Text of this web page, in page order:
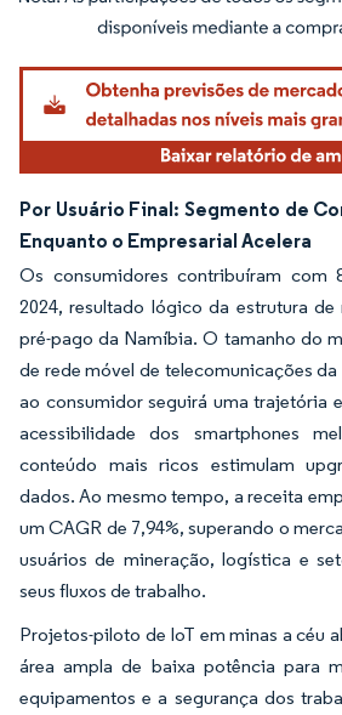
Imagem © Mordor Intelligence. O reuso requer
Por Usuário Final: Segmento de
Enquanto o Empresarial Acelera
Os consumidores contribuíram com
2024, resultado lógico da estrutura
pré-pago da Namíbia. O tamanho do
de rede móvel de telecomunicações
ao consumidor seguirá uma trajetória
acessibilidade dos smartphones
conteúdo mais ricos estimulam
dados. Ao mesmo tempo, a receita
um CAGR de 7,94%, superando o
usuários de mineração, logística e
seus fluxos de trabalho.
Projetos-piloto de IoT em minas a céu
área ampla de baixa potência para
equipamentos e a segurança dos